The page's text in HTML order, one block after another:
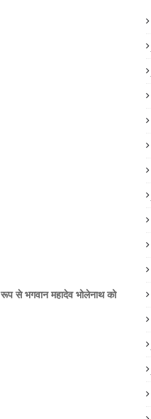
रूप से भगवान महादेव भोलेनाथ को